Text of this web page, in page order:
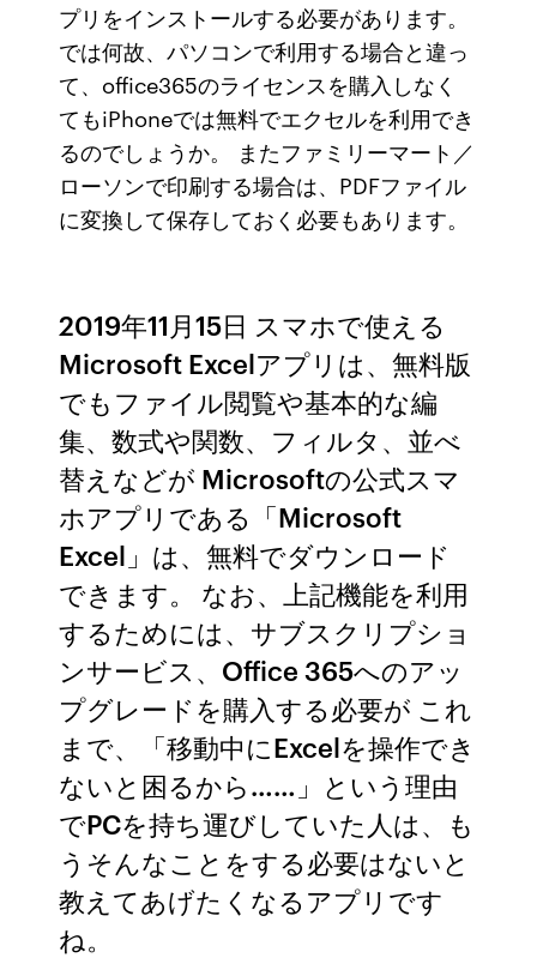
プリをインストールする必要があります。
では何故、パソコンで利用する場合と違っ
て、office365のライセンスを購入しなく
てもiPhoneでは無料でエクセルを利用でき
るのでしょうか。 またファミリーマート／
ローソンで印刷する場合は、PDFファイル
に変換して保存しておく必要もあります。
2019年11月15日 スマホで使える
Microsoft Excelアプリは、無料版
でもファイル閲覧や基本的な編
集、数式や関数、フィルタ、並べ
替えなどが Microsoftの公式スマ
ホアプリである「Microsoft
Excel」は、無料でダウンロード
できます。 なお、上記機能を利用
するためには、サブスクリプショ
ンサービス、Office 365へのアッ
プグレードを購入する必要が これ
まで、「移動中にExcelを操作でき
ないと困るから……」という理由
でPCを持ち運びしていた人は、も
うそんなことをする必要はないと
教えてあげたくなるアプリです
ね。